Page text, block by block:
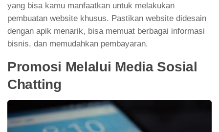
yang bisa kamu manfaatkan untuk melakukan
pembuatan website khusus. Pastikan website didesain
dengan apik menarik, bisa memuat berbagai informasi
bisnis, dan memudahkan pembayaran.
Promosi Melalui Media Sosial
Chatting